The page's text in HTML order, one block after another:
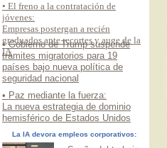
La IA devora empleos corporativos:
• Paz mediante la fuerza:
La nueva estrategia de dominio
hemisférico de Estados Unidos
• Gobierno de Trump suspende
trámites migratorios para 19
países bajo nueva política de
seguridad nacional
• El freno a la contratación de
jóvenes:
Empresas postergan a recién
graduados ante recortes y auge de la
IA